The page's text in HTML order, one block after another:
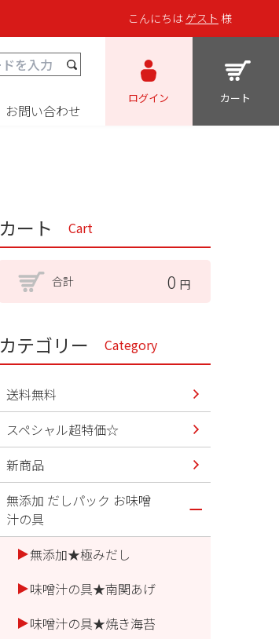
こんにちは ゲスト 様
お問い合わせ
ログイン カート
カート Cart
合計 0 円
カテゴリー Category
送料無料
スペシャル超特価☆
新商品
無添加 だしパック お味噌
汁の具
無添加★極みだし
味噌汁の具★南関あげ
味噌汁の具★焼き海苔